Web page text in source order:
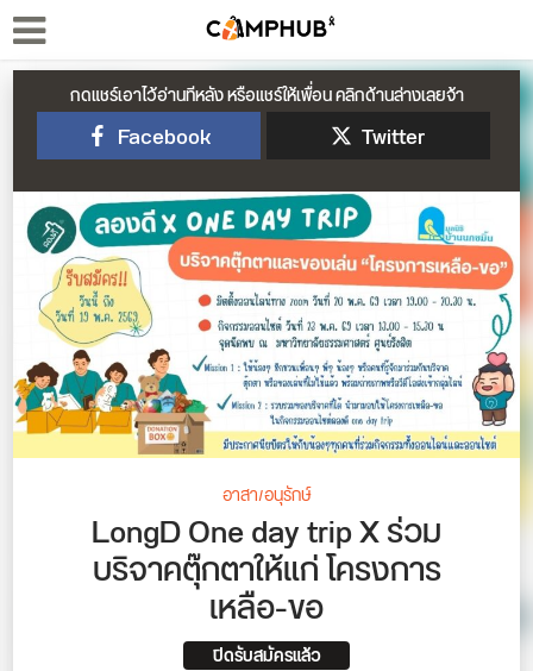
กดแชร์เอาไว้อ่านทีหลัง หรือแชร์ให้เพื่อน คลิกด้านล่างเลยจ้า
Facebook Twitter
อาสา/อนุรักษ์
LongD One day trip X ร่วม
บริจาคตุ๊กตาให้แก่ โครงการ
เหลือ-ขอ
ปิดรับสมัครแล้ว